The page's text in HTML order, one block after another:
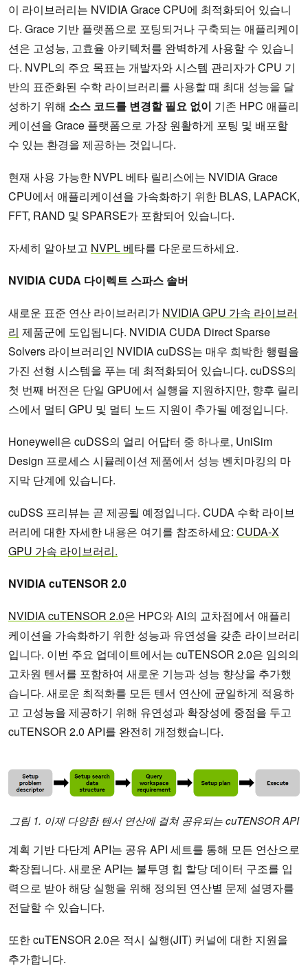
이 라이브러리는 NVIDIA Grace CPU에 최적화되어 있습니
다. Grace 기반 플랫폼으로 포팅되거나 구축되는 애플리케이
션은 고성능, 고효율 아키텍처를 완벽하게 사용할 수 있습니
다. NVPL의 주요 목표는 개발자와 시스템 관리자가 CPU 기
반의 표준화된 수학 라이브러리를 사용할 때 최대 성능을 달
성하기 위해 소스 코드를 변경할 필요 없이 기존 HPC 애플리
케이션을 Grace 플랫폼으로 가장 원활하게 포팅 및 배포할
수 있는 환경을 제공하는 것입니다.
현재 사용 가능한 NVPL 베타 릴리스에는 NVIDIA Grace
CPU에서 애플리케이션을 가속화하기 위한 BLAS, LAPACK,
FFT, RAND 및 SPARSE가 포함되어 있습니다.
자세히 알아보고 NVPL 베타를 다운로드하세요.
NVIDIA CUDA 다이렉트 스파스 솔버
새로운 표준 연산 라이브러리가 NVIDIA GPU 가속 라이브러
리 제품군에 도입됩니다. NVIDIA CUDA Direct Sparse
Solvers 라이브러리인 NVIDIA cuDSS는 매우 희박한 행렬을
가진 선형 시스템을 푸는 데 최적화되어 있습니다. cuDSS의
첫 번째 버전은 단일 GPU에서 실행을 지원하지만, 향후 릴리
스에서 멀티 GPU 및 멀티 노드 지원이 추가될 예정입니다.
Honeywell은 cuDSS의 얼리 어답터 중 하나로, UniSim
Design 프로세스 시뮬레이션 제품에서 성능 벤치마킹의 마
지막 단계에 있습니다.
cuDSS 프리뷰는 곧 제공될 예정입니다. CUDA 수학 라이브
러리에 대한 자세한 내용은 여기를 참조하세요: CUDA-X
GPU 가속 라이브러리.
NVIDIA cuTENSOR 2.0
NVIDIA cuTENSOR 2.0은 HPC와 AI의 교차점에서 애플리
케이션을 가속화하기 위한 성능과 유연성을 갖춘 라이브러리
입니다. 이번 주요 업데이트에서는 cuTENSOR 2.0은 임의의
고차원 텐서를 포함하여 새로운 기능과 성능 향상을 추가했
습니다. 새로운 최적화를 모든 텐서 연산에 균일하게 적용하
고 고성능을 제공하기 위해 유연성과 확장성에 중점을 두고
cuTENSOR 2.0 API를 완전히 개정했습니다.
그림 1. 이제 다양한 텐서 연산에 걸쳐 공유되는 cuTENSOR API
계획 기반 다단계 API는 공유 API 세트를 통해 모든 연산으로
확장됩니다. 새로운 API는 불투명 힙 할당 데이터 구조를 입
력으로 받아 해당 실행을 위해 정의된 연산별 문제 설명자를
전달할 수 있습니다.
또한 cuTENSOR 2.0은 적시 실행(JIT) 커널에 대한 지원을
추가합니다.